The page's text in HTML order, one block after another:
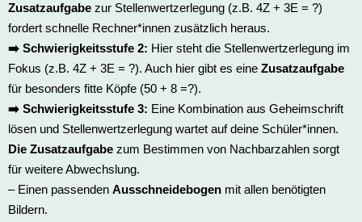
Zusatzaufgabe zur Stellenwertzerlegung (z.B. 4Z + 3E = ?)
fordert schnelle Rechner*innen zusätzlich heraus.
➡️ Schwierigkeitsstufe 2: Hier steht die Stellenwertzerlegung im
Fokus (z.B. 4Z + 3E = ?). Auch hier gibt es eine Zusatzaufgabe
für besonders fitte Köpfe (50 + 8 =?).
➡️ Schwierigkeitsstufe 3: Eine Kombination aus Geheimschrift
lösen und Stellenwertzerlegung wartet auf deine Schüler*innen.
Die Zusatzaufgabe zum Bestimmen von Nachbarzahlen sorgt
für weitere Abwechslung.
– Einen passenden Ausschneidebogen mit allen benötigten
Bildern.